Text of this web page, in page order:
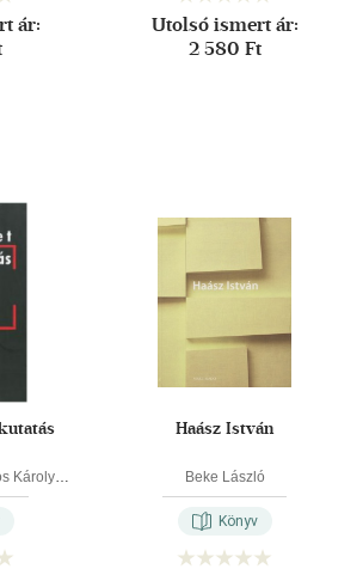
ár:
Utolsó ismert ár:
2 580 Ft
Károly-
Haász István
Beke László
Könyv